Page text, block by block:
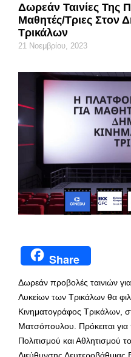
Δωρεάν Ταινίες Της
Μαθητές/τριες Στον
Τρικάλων
21 Νοεμβρίου, 2023
Share
Δωρεάν προβολές ταινιών
Λυκείων των Τρικάλων θα
Κινηματογράφος Τρικάλων,
Ματσόπουλου. Πρόκειται
Πολιτισμού και Αθλητισμού
Διεύθυνσης